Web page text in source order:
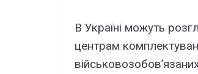
В Україні можуть
центрам